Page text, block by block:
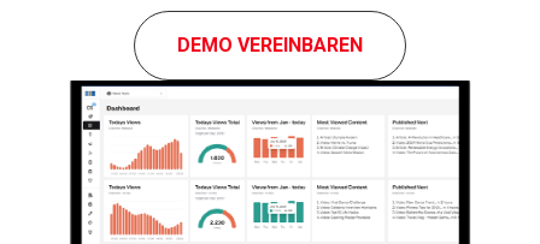
DEMO VEREIN­BA­REN